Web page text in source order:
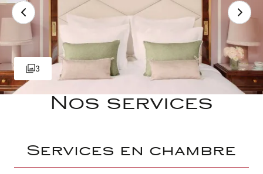
3
Nos services
Services en chambre